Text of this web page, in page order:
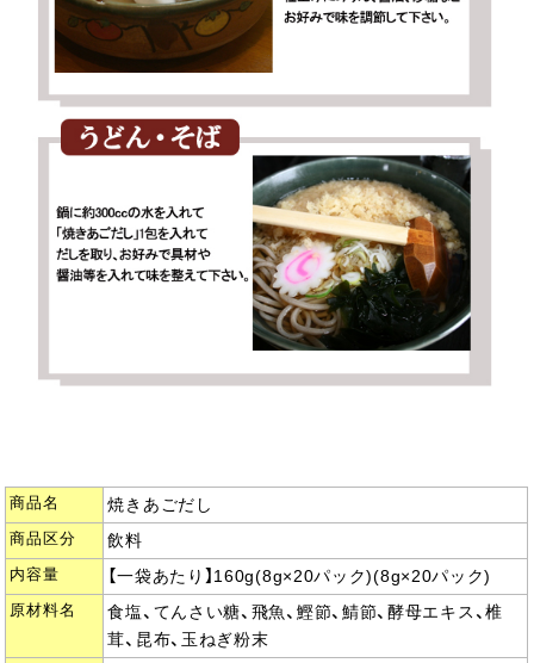
商品名 焼きあごだし
商品区分 飲料
内容量 【一袋あたり】160g(8g×20パック)(8g×20パック)
原材料名
食塩、てんさい糖、飛魚、鰹節、鯖節、酵母エキス、椎
茸、昆布、玉ねぎ粉末